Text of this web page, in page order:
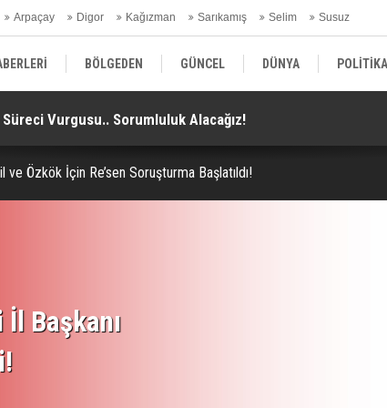
Arpaçay Digor Kağızman Sarıkamış Selim Susuz
BÖLGEDEN GÜNCEL DÜNYA POLİTİKA
| FİNANS | OTOMOTİV KÜLTÜR | SANAT | MAGAZİN
Süreci Vurgusu.. Sorumluluk Alacağız!
ve Özkök İçin Re’sen Soruşturma Başlatıldı!
Başkanı